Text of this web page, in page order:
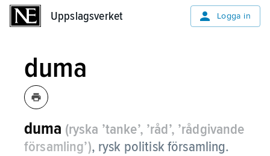
Uppslagsverket Logga in
duma
duma (ryska ’tanke’, ’råd’, ’rådgivande
församling’), rysk politisk församling.